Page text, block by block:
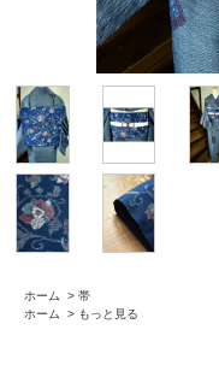
ホーム > 帯
ホーム
> もっと見る